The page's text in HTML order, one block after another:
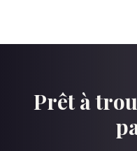
Prêt à